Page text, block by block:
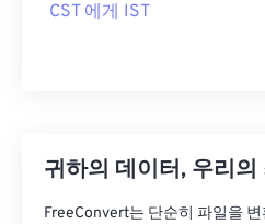
CST 에게 IST
귀하의 데이터, 우리의
FreeConvert는 단순히 파일을